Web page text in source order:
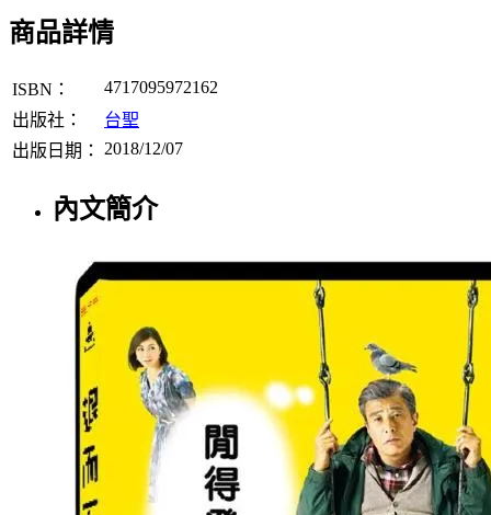
商品詳情
ISBN：
4717095972162
出版社：
台聖
出版日期：
2018/12/07
內文簡介